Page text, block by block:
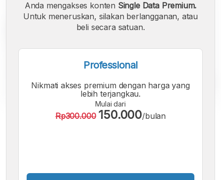
A A A
Anda mengakses konten Single Data Premium.
Untuk meneruskan, silakan berlangganan, atau
beli secara satuan.
Professional
Nikmati akses premium dengan harga yang
lebih terjangkau.
Mulai dari
Rp300.000 150.000/bulan